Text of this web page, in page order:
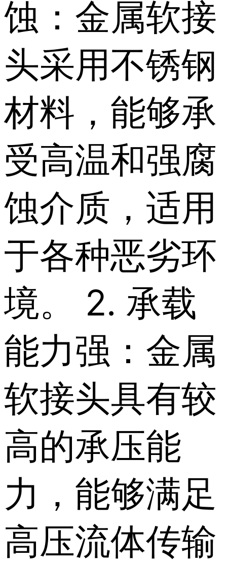
蚀：金属软接
头采用不锈钢
材料，能够承
受高温和强腐
蚀介质，适用
于各种恶劣环
境。 2. 承载
能力强：金属
软接头具有较
高的承压能
力，能够满足
高压流体传输